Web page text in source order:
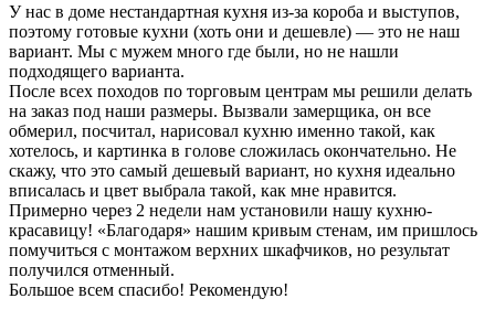
У нас в доме нестандартная кухня из-за короба и выступов,
поэтому готовые кухни (хоть они и дешевле) — это не наш
вариант. Мы с мужем много где были, но не нашли
подходящего варианта.
После всех походов по торговым центрам мы решили делать
на заказ под наши размеры. Вызвали замерщика, он все
обмерил, посчитал, нарисовал кухню именно такой, как
хотелось, и картинка в голове сложилась окончательно. Не
скажу, что это самый дешевый вариант, но кухня идеально
вписалась и цвет выбрала такой, как мне нравится.
Примерно через 2 недели нам установили нашу кухню-
красавицу! «Благодаря» нашим кривым стенам, им пришлось
помучиться с монтажом верхних шкафчиков, но результат
получился отменный.
Большое всем спасибо! Рекомендую!